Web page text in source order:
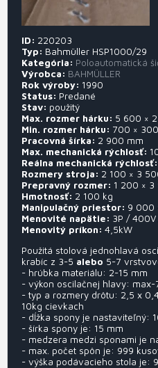
ID
220203
Typ
Bahmüller HSP1000/29
Kategória
Poloautomatická
Výrobca
BAHMÜLLER
Rok výroby
1990
Status
Predané
Stav
použitý
Max. rozmer hárku
5 600 ×
Min. rozmer hárku
700 ×
Pracovná šírka
2 900 mm
Max. mechanická rýchlosť
Reálna mechanická rýchlosť
Rozmery stroja
2 100 × 3
Prepravný rozmer
1 200 × 3
Hmotnosť
2 100 kg
Manipulačný priestor
9 000
Menovité napätie
3P /
Menovitý príkon
4,5kW
Použitá stolová jednohlavá
krabíc z 3-5 alebo 5-7
- hrúbka materiálu: 2-15 mm
- výkon oscilačnej hlavy:
- typ a rozmery drôtu: 2,5 x
10kg cievkach
- dĺžka spony je nastaviteľný:
- šírka spony je: 15 mm
- medzera medzi sponami je
- max. počet spôn je: 999
- výška podávacieho stola je: